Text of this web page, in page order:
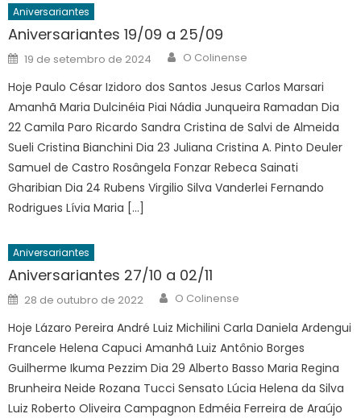
Aniversariantes
Aniversariantes 19/09 a 25/09
Posted
on
19 de setembro de 2024 Author
O Colinense
Hoje Paulo César Izidoro dos Santos Jesus Carlos Marsari
Amanhã Maria Dulcinéia Piai Nádia Junqueira Ramadan Dia
22 Camila Paro Ricardo Sandra Cristina de Salvi de Almeida
Sueli Cristina Bianchini Dia 23 Juliana Cristina A. Pinto Deuler
Samuel de Castro Rosângela Fonzar Rebeca Sainati
Gharibian Dia 24 Rubens Virgilio Silva Vanderlei Fernando
Rodrigues Lívia Maria […]
Aniversariantes
Aniversariantes 27/10 a 02/11
Posted
on
28 de outubro de 2022 Author
O Colinense
Hoje Lázaro Pereira André Luiz Michilini Carla Daniela Ardengui
Francele Helena Capuci Amanhã Luiz Antônio Borges
Guilherme Ikuma Pezzim Dia 29 Alberto Basso Maria Regina
Brunheira Neide Rozana Tucci Sensato Lúcia Helena da Silva
Luiz Roberto Oliveira Campagnon Edméia Ferreira de Araújo